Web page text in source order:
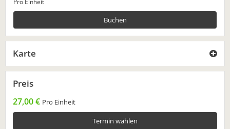
Buchen
Karte
Preis
27,00 € Pro Einheit
Termin wählen